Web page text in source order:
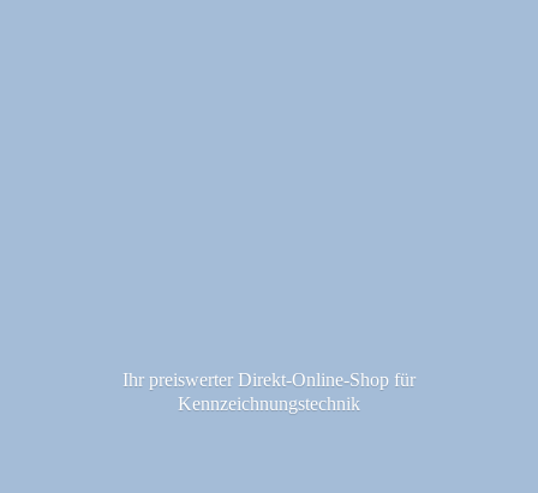
Ihr preiswerter Direkt-Online-Shop für
Kennzeichnungstechnik